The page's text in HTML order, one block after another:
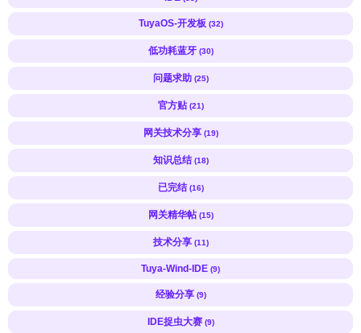
TuyaOS-开发板 (32)
低功耗蓝牙 (30)
问题求助 (25)
官方贴 (21)
网关技术分享 (19)
知识总结 (18)
已完结 (16)
网关精华帖 (15)
技术分享 (11)
Tuya-Wind-IDE (9)
经验分享 (9)
IDE捉虫大赛 (9)